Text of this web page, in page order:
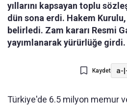
yıllarını kapsayan toplu
dün sona erdi. Hakem Kurulu,
belirledi. Zam kararı Resmi
yayımlanarak yürürlüğe
Kaydet a-|
Türkiye'de 6.5 milyon memur